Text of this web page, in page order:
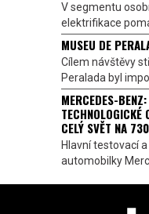
V segmentu
elektrifikace
MUSEU DE
Cílem návštěvy
Peralada byl
MERCEDES-
TECHNOLOGICKÉ
CELÝ SVĚT NA
Hlavní testovací
automobilky